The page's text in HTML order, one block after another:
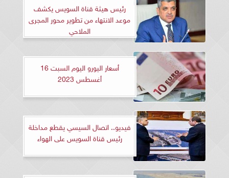
رئيس هيثة قناة السويس يكشف
موعد الانتهاء من تطوير محور المجرى
الملاحي
أسعار اليورو اليوم السبت 16
أغسطس 2023
فيديو.. اتصال السيسي يقطع مداخلة
رئيس قناة السويس على الهواء